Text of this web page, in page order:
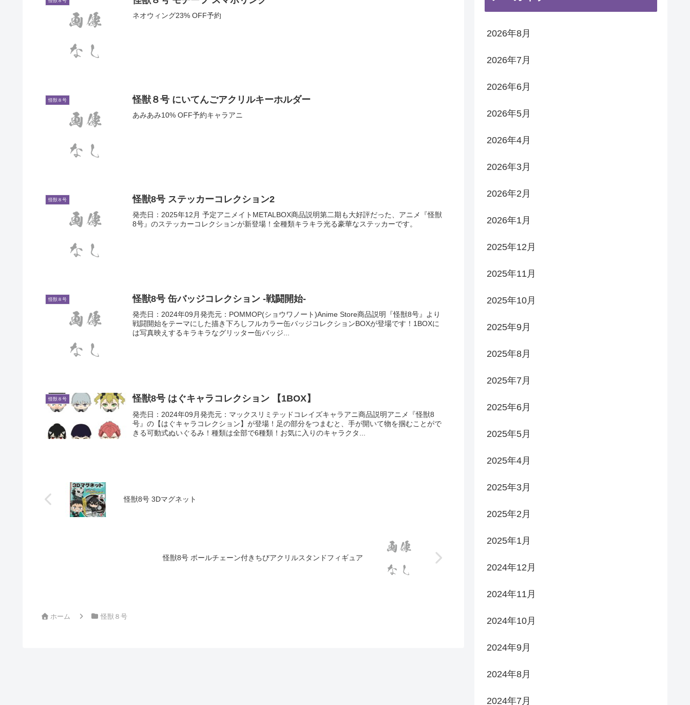
ネオウィング23% OFF予約
怪獣８号 怪獣８号 にいてんごアクリルキーホルダー
あみあみ10% OFF予約キャラアニ
怪獣８号 怪獣8号 ステッカーコレクション2
発売日：2025年12月 予定アニメイトMETALBOX商品説明第二期も大好評だった、アニメ『怪獣
8号』のステッカーコレクションが新登場！全種類キラキラ光る豪華なステッカーです。
怪獣８号 怪獣8号 缶バッジコレクション -戦闘開始-
発売日：2024年09月発売元：POMMOP(ショウワノート)Anime Store商品説明『怪獣8号』より
戦闘開始をテーマにした描き下ろしフルカラー缶バッジコレクションBOXが登場です！1BOXに
は写真映えするキラキラなグリッター缶バッジ...
怪獣８号 怪獣8号 はぐキャラコレクション 【1BOX】
発売日：2024年09月発売元：マックスリミテッドコレイズキャラアニ商品説明アニメ『怪獣8
号』の【はぐキャラコレクション】が登場！足の部分をつまむと、手が開いて物を掴むことがで
きる可動式ぬいぐるみ！種類は全部で6種類！お気に入りのキャラクタ...
怪獣8号 3Dマグネット
怪獣8号 ボールチェーン付きちびアクリルスタンドフィギュア
ホーム 怪獣８号
2026年8月
2026年7月
2026年6月
2026年5月
2026年4月
2026年3月
2026年2月
2026年1月
2025年12月
2025年11月
2025年10月
2025年9月
2025年8月
2025年7月
2025年6月
2025年5月
2025年4月
2025年3月
2025年2月
2025年1月
2024年12月
2024年11月
2024年10月
2024年9月
2024年8月
2024年7月